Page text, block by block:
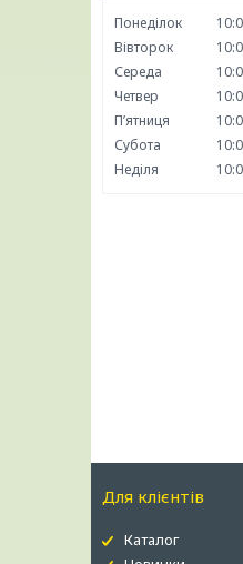
Понеділок
Вівторок
Середа
Четвер
Пʼятниця
Субота
Неділя
Для клієнтів
Каталог